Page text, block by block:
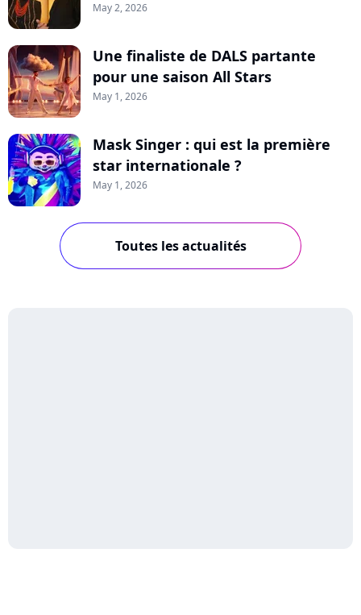
May 2, 2026
Une finaliste de DALS partante
pour une saison All Stars
May 1, 2026
Mask Singer : qui est la première
star internationale ?
May 1, 2026
Toutes les actualités